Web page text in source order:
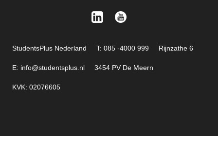
StudentsPlus Nederland T: 085 -4000 999 Rijnzathe 6
E: info@studentsplus.nl 3454 PV De Meern
KVK: 02076605